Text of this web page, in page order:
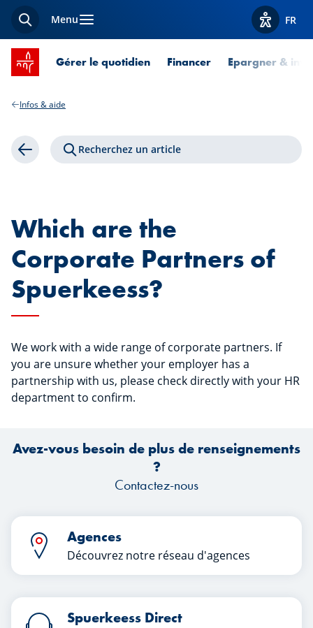
Recherche
Menu Afficher
FR
Accueil SPUERKEESS
Gérer le quotidien Financer Epargner &
Infos & aide
Retour Recherchez un article
Which are the
Corporate Partners of
Spuerkeess?
We work with a wide range of corporate partners. If
you are unsure whether your employer has a
partnership with us, please check directly with your HR
department to confirm.
Avez-vous besoin de plus de renseignements
?
Contactez-nous
Agences
Découvrez notre réseau d'agences
Spuerkeess Direct